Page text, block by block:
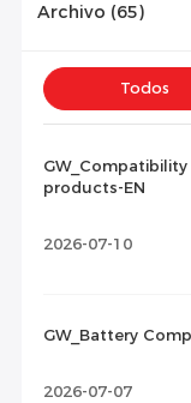
Archivo (65)
Todos
Lista de
Documento de
products-EN
2026-07-10
GW_Battery
2026-07-07